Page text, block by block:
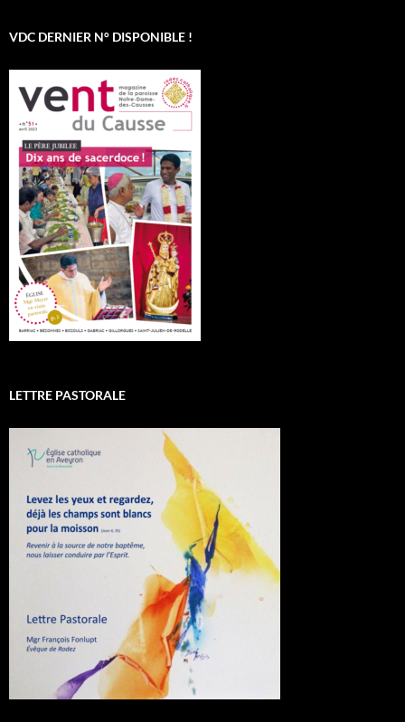
VDC DERNIER N° DISPONIBLE !
LETTRE PASTORALE